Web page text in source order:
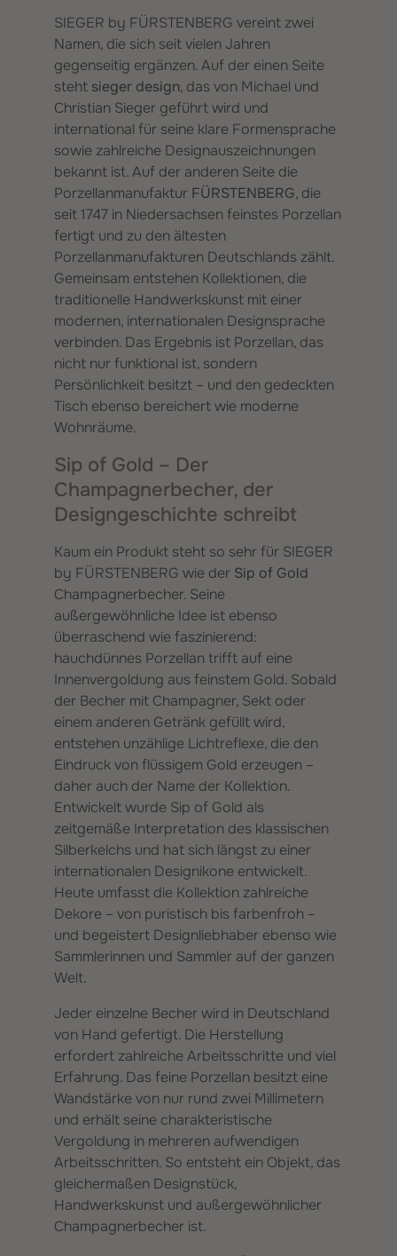
SIEGER by FÜRSTENBERG vereint zwei
Namen, die sich seit vielen Jahren
gegenseitig ergänzen. Auf der einen Seite
steht sieger design, das von Michael und
Christian Sieger geführt wird und
international für seine klare Formensprache
sowie zahlreiche Designauszeichnungen
bekannt ist. Auf der anderen Seite die
Porzellanmanufaktur FÜRSTENBERG, die
seit 1747 in Niedersachsen feinstes Porzellan
fertigt und zu den ältesten
Porzellanmanufakturen Deutschlands zählt.
Gemeinsam entstehen Kollektionen, die
traditionelle Handwerkskunst mit einer
modernen, internationalen Designsprache
verbinden. Das Ergebnis ist Porzellan, das
nicht nur funktional ist, sondern
Persönlichkeit besitzt – und den gedeckten
Tisch ebenso bereichert wie moderne
Wohnräume.
Sip of Gold – Der
Champagnerbecher, der
Designgeschichte schreibt
Kaum ein Produkt steht so sehr für SIEGER
by FÜRSTENBERG wie der Sip of Gold
Champagnerbecher. Seine
außergewöhnliche Idee ist ebenso
überraschend wie faszinierend:
hauchdünnes Porzellan trifft auf eine
Innenvergoldung aus feinstem Gold. Sobald
der Becher mit Champagner, Sekt oder
einem anderen Getränk gefüllt wird,
entstehen unzählige Lichtreflexe, die den
Eindruck von flüssigem Gold erzeugen –
daher auch der Name der Kollektion.
Entwickelt wurde Sip of Gold als
zeitgemäße Interpretation des klassischen
Silberkelchs und hat sich längst zu einer
internationalen Designikone entwickelt.
Heute umfasst die Kollektion zahlreiche
Dekore – von puristisch bis farbenfroh –
und begeistert Designliebhaber ebenso wie
Sammlerinnen und Sammler auf der ganzen
Welt.
Jeder einzelne Becher wird in Deutschland
von Hand gefertigt. Die Herstellung
erfordert zahlreiche Arbeitsschritte und viel
Erfahrung. Das feine Porzellan besitzt eine
Wandstärke von nur rund zwei Millimetern
und erhält seine charakteristische
Vergoldung in mehreren aufwendigen
Arbeitsschritten. So entsteht ein Objekt, das
gleichermaßen Designstück,
Handwerkskunst und außergewöhnlicher
Champagnerbecher ist.